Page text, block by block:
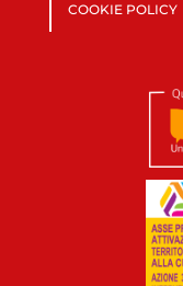
COOKIE POLICY